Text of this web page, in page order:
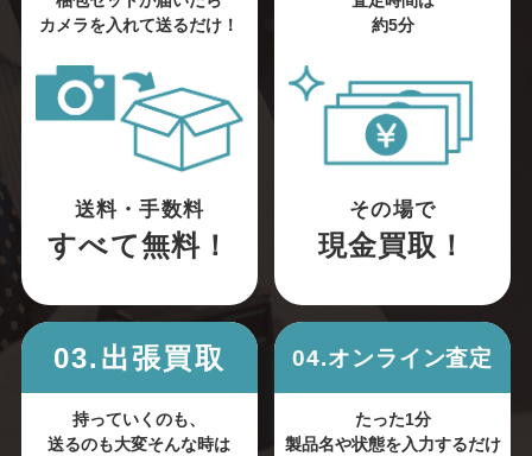
カメラを入れて送るだけ！
送料・手数料
すべて無料！
約5分
その場で
現金買取！
03.出張買取
持っていくのも、
送るのも大変そんな時は
04.オンライン査定
たった1分
製品名や状態を入力するだけ